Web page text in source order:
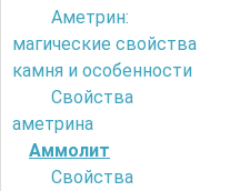
Аметрин:
магические свойства
камня и особенности
Свойства
аметрина
Аммолит
Свойства